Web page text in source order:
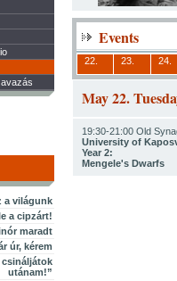
a világunk
a cipzárt!
maradt
úr, kérem
csináljátok
utánam!”
Events
22. 23. 24.
May 22.
19:30-21:00 Old
University of
Year 2:
Mengele's Dwarfs